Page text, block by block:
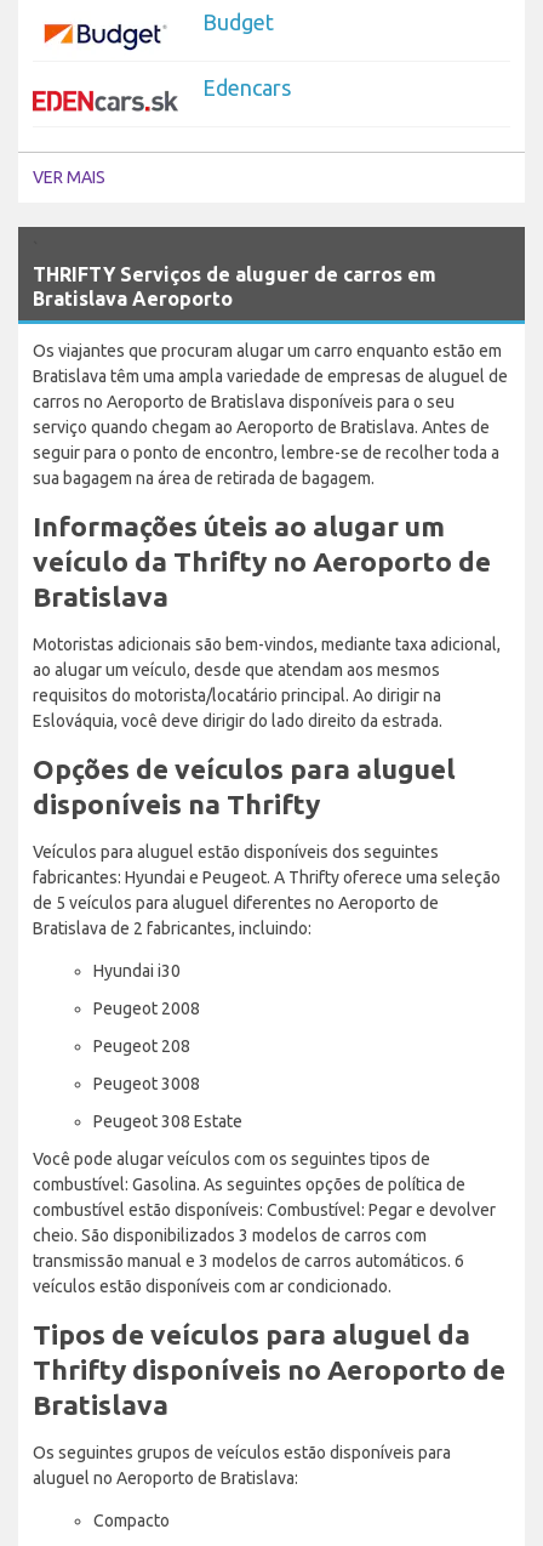
Budget
Edencars
VER MAIS
THRIFTY Serviços de aluguer de carros em
Bratislava Aeroporto
Os viajantes que procuram alugar um carro enquanto estão em
Bratislava têm uma ampla variedade de empresas de aluguel de
carros no Aeroporto de Bratislava disponíveis para o seu
serviço quando chegam ao Aeroporto de Bratislava. Antes de
seguir para o ponto de encontro, lembre-se de recolher toda a
sua bagagem na área de retirada de bagagem.
Informações úteis ao alugar um
veículo da Thrifty no Aeroporto de
Bratislava
Motoristas adicionais são bem-vindos, mediante taxa adicional,
ao alugar um veículo, desde que atendam aos mesmos
requisitos do motorista/locatário principal. Ao dirigir na
Eslováquia, você deve dirigir do lado direito da estrada.
Opções de veículos para aluguel
disponíveis na Thrifty
Veículos para aluguel estão disponíveis dos seguintes
fabricantes: Hyundai e Peugeot. A Thrifty oferece uma seleção
de 5 veículos para aluguel diferentes no Aeroporto de
Bratislava de 2 fabricantes, incluindo:
Hyundai i30
Peugeot 2008
Peugeot 208
Peugeot 3008
Peugeot 308 Estate
Você pode alugar veículos com os seguintes tipos de
combustível: Gasolina. As seguintes opções de política de
combustível estão disponíveis: Combustível: Pegar e devolver
cheio. São disponibilizados 3 modelos de carros com
transmissão manual e 3 modelos de carros automáticos. 6
veículos estão disponíveis com ar condicionado.
Tipos de veículos para aluguel da
Thrifty disponíveis no Aeroporto de
Bratislava
Os seguintes grupos de veículos estão disponíveis para
aluguel no Aeroporto de Bratislava:
Compacto